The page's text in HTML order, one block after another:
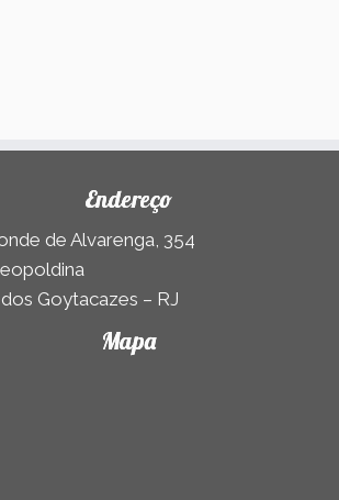
Endereço
de Alvarenga, 354
Goytacazes – RJ
Mapa